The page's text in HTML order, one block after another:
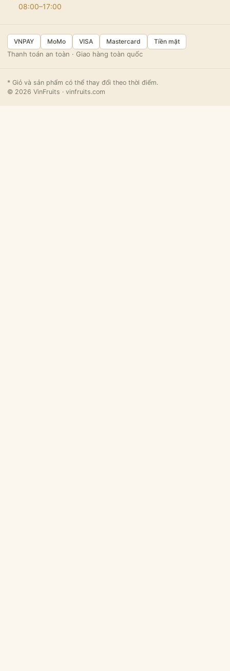
08:00–17:00
VNPAY MoMo VISA Mastercard Tiền mặt
Thanh toán an toàn · Giao hàng toàn quốc
* Giỏ và sản phẩm có thể thay đổi theo thời điểm.
© 2026 VinFruits · vinfruits.com